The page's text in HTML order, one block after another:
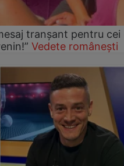
tranșant pentru cei
Vedete românești